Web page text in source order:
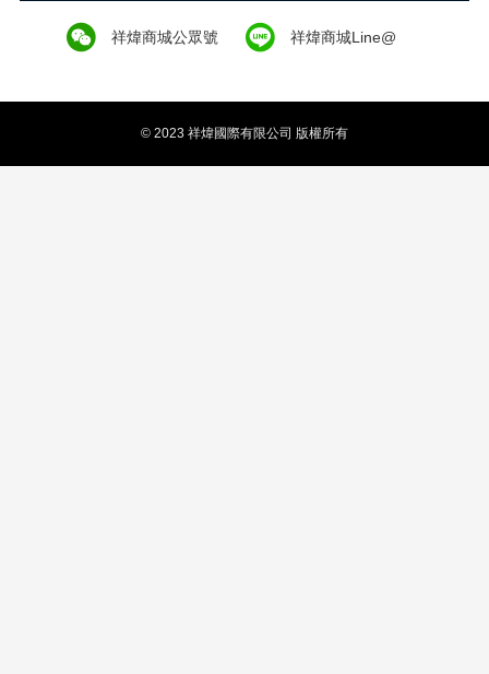
祥煒商城公眾號 祥煒商城Line@
© 2023 祥煒國際有限公司 版權所有